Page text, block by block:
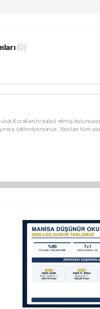
(0)
Kuralları’nı kabul etmiş
üstleniyorsunuz. Yazılan tüm